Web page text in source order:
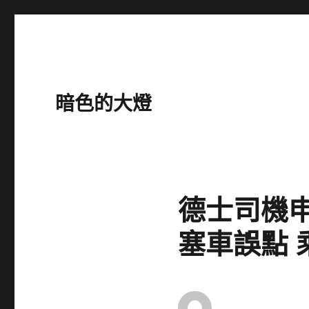
暗色的大燈
德士司機
塞車誤點